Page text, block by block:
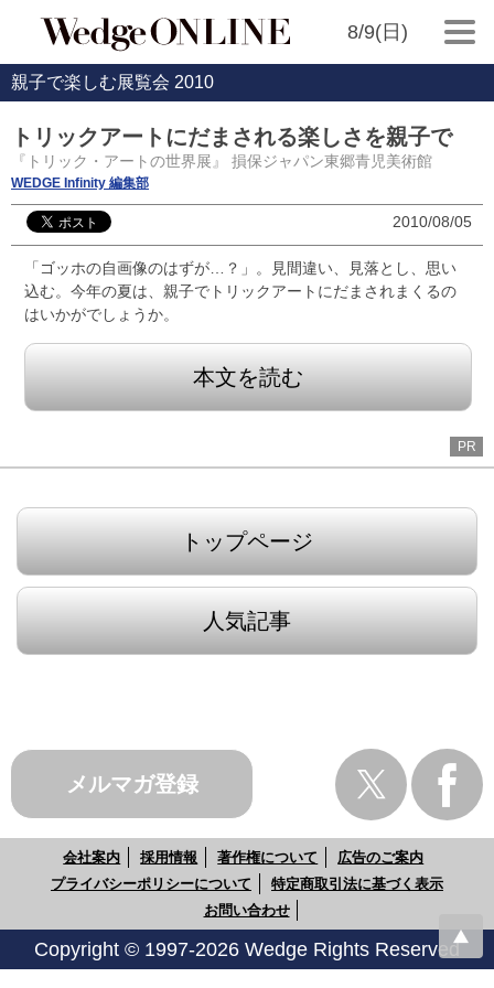
8/9(日)
親子で楽しむ展覧会 2010
トリックアートにだまされる楽しさを親子で
『トリック・アートの世界展』 損保ジャパン東郷青児美術館
WEDGE Infinity 編集部
2010/08/05
「ゴッホの自画像のはずが…？」。見間違い、見落とし、思い
込む。今年の夏は、親子でトリックアートにだまされまくるの
はいかがでしょうか。
本文を読む
PR
トップページ
人気記事
メルマガ登録
会社案内 採用情報 著作権について
広告のご案内
プライバシーポリシーについて
特定商取引法に基づく表示
お問い合わせ
Copyright © 1997-2026 Wedge Rights Reserved